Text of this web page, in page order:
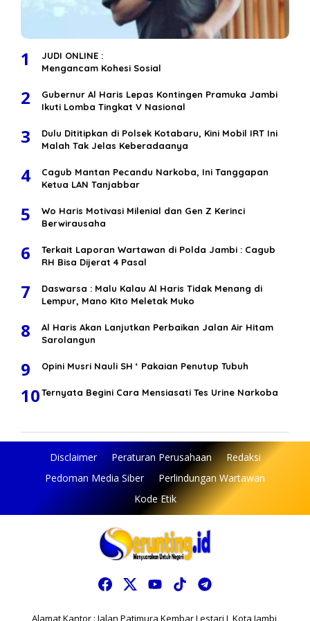
1
JUDI ONLINE :
Mengancam Kohesi Sosial
2
Gubernur Al Haris Lepas Kontingen Pramuka Jambi
Ikuti Lomba Tingkat V Nasional
3
Dulu Dititipkan di Polsek Kotabaru, Kini Mobil IRT Ini
Malah Tak Jelas Keberadaanya
4
Cagub Mantan Pecandu Narkoba, Ini Tanggapan
Ketua LAN Tanjabbar
5
Wo Haris Motivasi Milenial dan Gen Z Kerinci
Berwirausaha
6
Terkait Laporan Wartawan di Polda Jambi : Cagub
RH Bisa Dijerat 4 Pasal
7
Daswarsa : Malu Kalau Al Haris Tidak Menang di
Lempur, Mano Kito Meletak Muko
8
Al Haris Akan Lanjutkan Perbaikan Jalan Air Hitam
Sarolangun
9 Opini Musri Nauli SH ‘ Pakaian Penutup Tubuh
10Ternyata Begini Cara Mensiasati Tes Urine Narkoba
Disclaimer Peraturan Perusahaan
Redaksi
Pedoman Media Siber
Perlindungan Wartawan
Kode Etik
Alamat Kantor : Jalan Patimura Kembar Lestari I, Kota Jambi,